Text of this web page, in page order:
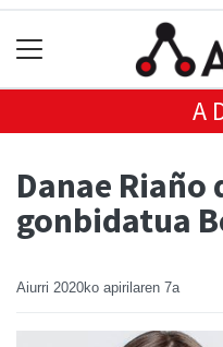
Danae Riaño
gonbidatua
Aiurri 2020ko apirilaren 7a